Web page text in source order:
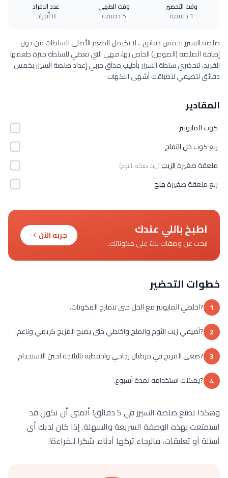
وقت التحضير
1 دقيقة
وقت الطهي
5 دقيقة
عدد الافراد
8 أفراد
صلصة السيزر بخمس دقائق .. لا يكتمل الطعم الأصلي للسلطات من دون
إضافة الصلصة (الصوص) الخاص بها، فهي التي تعطي للسلطة ميزة طعمها
الفريد، لتحضري سلطة السيزر بأطيب مذاق جربي إعداد صلصة السيزر بخمس
دقائق لتضيفي لأطباقك أشهى النكهات
المقادير
كوبالمايونيز
ربع كوبخل التفاح
ملعقة صغيرةالزيت(زيت منكه بالثوم)
ربع ملعقة صغيرةملح
اطبخ باللي عندك
ابحث عن وصفات بناءً على مكوناتك.
جربه الآن
خطوات التحضير
1 ?اخلطي المايونيز مع الخل حتى تتمازج المكونات.
2 ?أضيفي زيت الثوم والملح واخلطي حتى يصبح المزيج كريمي وناعم.
3 ?ضعي المزيج في مرطبان زجاجي واحفظيه بالثلاجة لحين الاستخدام.
4 ?يمكنك استخدامه لمدة أسبوع.
وهكذا تصنع صلصة السيزر في 5 دقائق! أتمنى أن تكون قد
استمتعت بهذه الوصفة السريعة والسهلة. إذا كان لديك أي
أسئلة أو تعليقات، فالرجاء تركها أدناه. شكرا للقراءة!